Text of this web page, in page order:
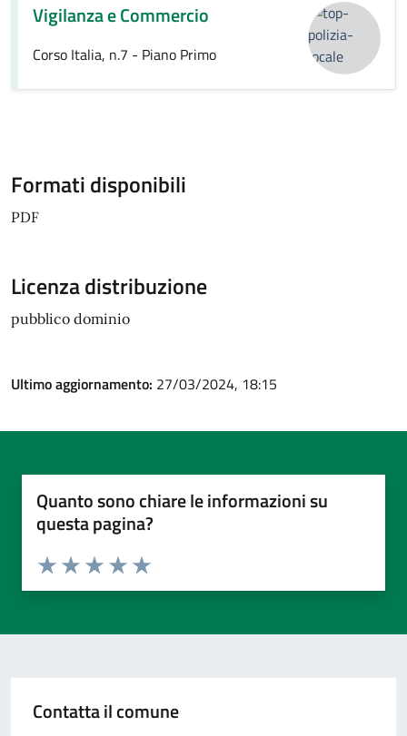
Vigilanza e Commercio
Corso Italia, n.7 - Piano Primo
Formati disponibili
PDF
Licenza distribuzione
pubblico dominio
Ultimo aggiornamento: 27/03/2024, 18:15
Quanto sono chiare le informazioni su
questa pagina?
Valuta da 1 a 5 stelle la pagina
Valuta 5 stelle su 5
Valuta 4 stelle su 5
Valuta 3 stelle su 5
Valuta 2 stelle su 5
Valuta 1 stelle su 5
Contatta il comune